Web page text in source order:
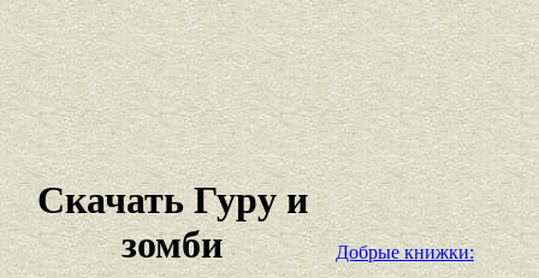
Скачать Гуру и
зомби
Добрые книжки: